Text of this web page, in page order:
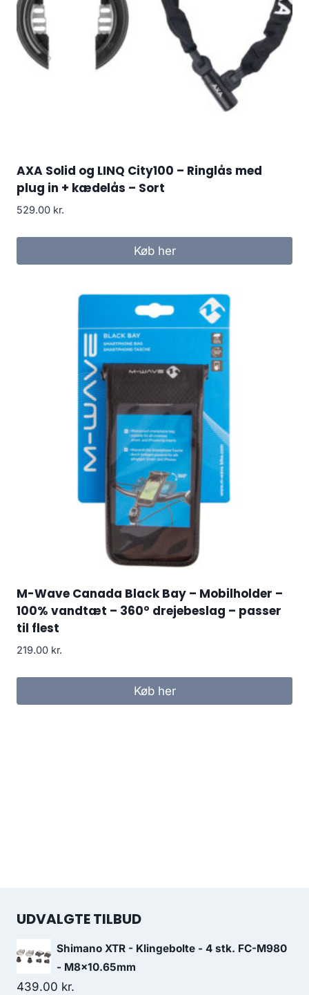
AXA Solid og LINQ City100 – Ringlås med
plug in + kædelås – Sort
529.00 kr.
Køb her
M-Wave Canada Black Bay – Mobilholder –
100% vandtæt – 360° drejebeslag – passer
til flest
219.00 kr.
Køb her
UDVALGTE TILBUD
Shimano XTR - Klingebolte - 4 stk. FC-M980
- M8x10.65mm
439.00 kr.